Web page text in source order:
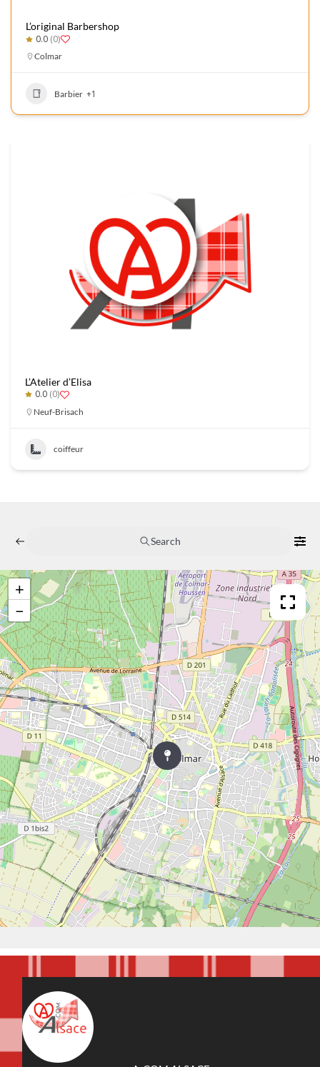
L’original Barbershop
0.0 (0)
Colmar
Barbier +1
L’Atelier d’Elisa
0.0 (0)
Neuf-Brisach
coiffeur
Search
+
−